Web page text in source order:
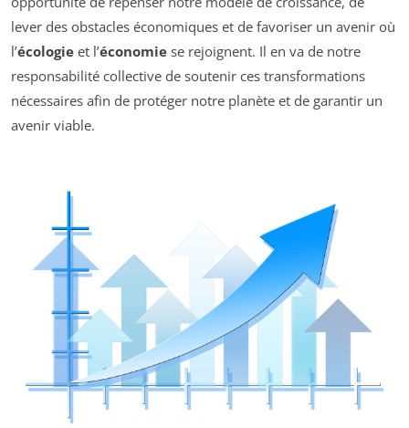
lever des obstacles économiques et de favoriser un avenir où
l’écologie et l’économie se rejoignent. Il en va de notre
responsabilité collective de soutenir ces transformations
nécessaires afin de protéger notre planète et de garantir un
avenir viable.